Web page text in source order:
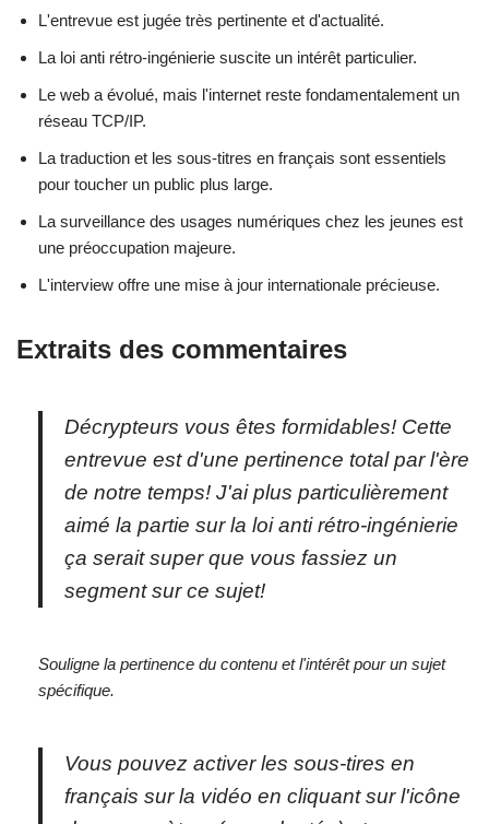
L'entrevue est jugée très pertinente et d'actualité.
La loi anti rétro-ingénierie suscite un intérêt particulier.
Le web a évolué, mais l'internet reste fondamentalement un
réseau TCP/IP.
La traduction et les sous-titres en français sont essentiels
pour toucher un public plus large.
La surveillance des usages numériques chez les jeunes est
une préoccupation majeure.
L'interview offre une mise à jour internationale précieuse.
Extraits des commentaires
Décrypteurs vous êtes formidables! Cette
entrevue est d'une pertinence total par l'ère
de notre temps! J'ai plus particulièrement
aimé la partie sur la loi anti rétro-ingénierie
ça serait super que vous fassiez un
segment sur ce sujet!
Souligne la pertinence du contenu et l'intérêt pour un sujet
spécifique.
Vous pouvez activer les sous-tires en
français sur la vidéo en cliquant sur l'icône